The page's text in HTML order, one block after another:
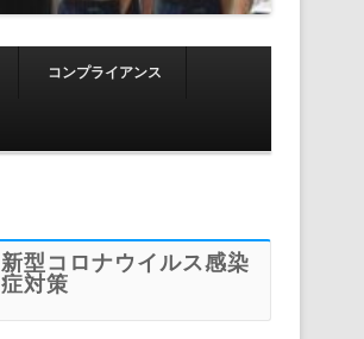
コンプライアンス
新型コロナウイルス感染
症対策